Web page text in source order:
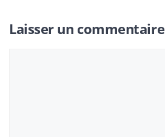
Laisser un commentaire